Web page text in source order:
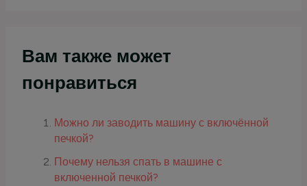
Вам также может
понравиться
Можно ли заводить машину с включённой
печкой?
Почему нельзя спать в машине с
включенной печкой?